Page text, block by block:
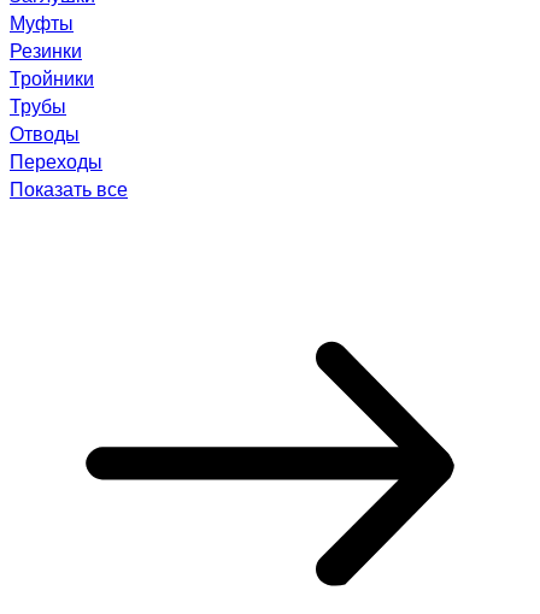
Муфты
Резинки
Тройники
Трубы
Отводы
Переходы
Показать все